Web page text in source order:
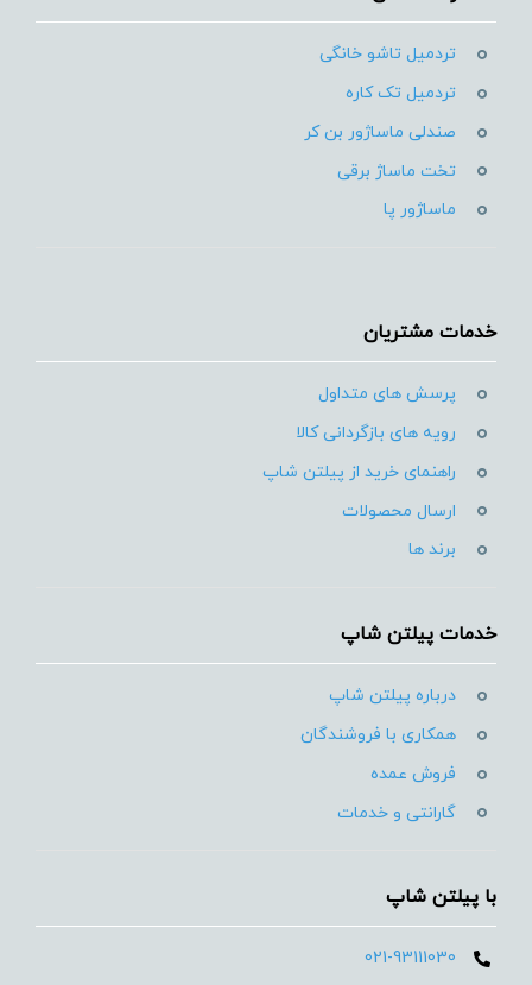
تردمیل تاشو خانگی
تردمیل تک کاره
صندلی ماساژور بن کر
تخت ماساژ برقی
ماساژور پا
خدمات مشتریان
پرسش های متداول
رویه های بازگردانی کالا
راهنمای خرید از پیلتن شاپ
ارسال محصولات
برند ها
خدمات پیلتن شاپ
درباره پیلتن شاپ
همکاری با فروشندگان
فروش عمده
گارانتی و خدمات
با پیلتن شاپ
021-93111030